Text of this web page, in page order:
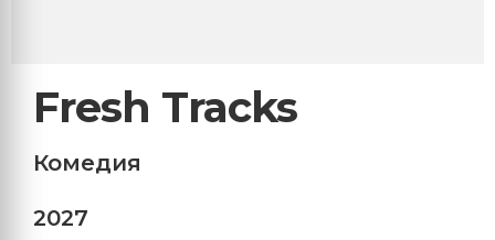
Fresh Tracks
Комедия
2027